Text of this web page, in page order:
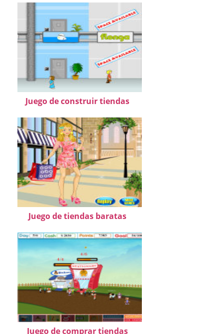
Juego de construir tiendas
Juego de tiendas baratas
Juego de comprar tiendas